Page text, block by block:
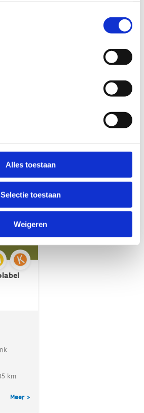
Alles toestaan
Selectie toestaan
Weigeren